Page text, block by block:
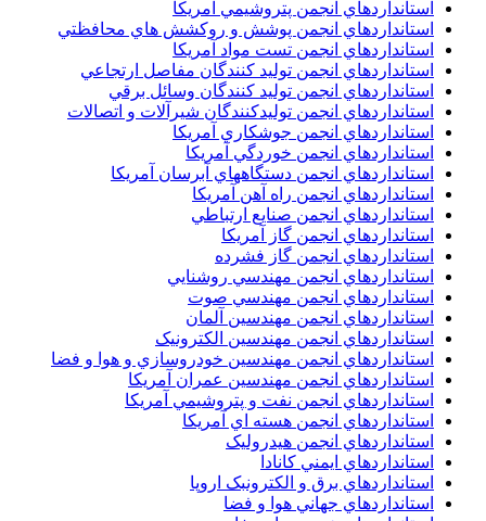
استانداردهاي انجمن پتروشيمي آمريکا
استانداردهاي انجمن پوشش و روکشش هاي محافظتي
استانداردهاي انجمن تست مواد آمريکا
استانداردهاي انجمن توليد کنندگان مفاصل ارتجاعي
استانداردهاي انجمن توليد کنندگان وسائل برقي
استانداردهاي انجمن توليدکنندگان شيرآلات و اتصالات
استانداردهاي انجمن جوشکاري آمريکا
استانداردهاي انجمن خوردگي آمريکا
استانداردهاي انجمن دستگاههاي آبرسان آمريکا
استانداردهاي انجمن راه آهن آمريکا
استانداردهاي انجمن صنايع ارتباطي
استانداردهاي انجمن گاز آمريکا
استانداردهاي انجمن گاز فشرده
استانداردهاي انجمن مهندسي روشنايي
استانداردهاي انجمن مهندسي صوت
استانداردهاي انجمن مهندسين آلمان
استانداردهاي انجمن مهندسين الکترونيک
استانداردهاي انجمن مهندسين خودروسازي و هوا و فضا
استانداردهاي انجمن مهندسين عمران آمريکا
استانداردهاي انجمن نفت و پتروشيمي آمريکا
استانداردهاي انجمن هسته اي آمريکا
استانداردهاي انجمن هيدروليک
استانداردهاي ايمني کانادا
استانداردهاي برق و الکترونبک اروپا
استانداردهاي جهاني هوا و فضا